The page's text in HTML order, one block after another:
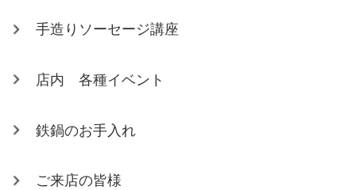
手造りソーセージ講座
店内 各種イベント
鉄鍋のお手入れ
ご来店の皆様